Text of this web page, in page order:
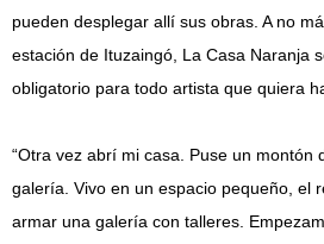
pueden desplegar allí sus obras. A no
estación de Ituzaingó, La Casa Naranja
obligatorio para todo artista que quiera
“Otra vez abrí mi casa. Puse un montón
galería. Vivo en un espacio pequeño, el
armar una galería con talleres.